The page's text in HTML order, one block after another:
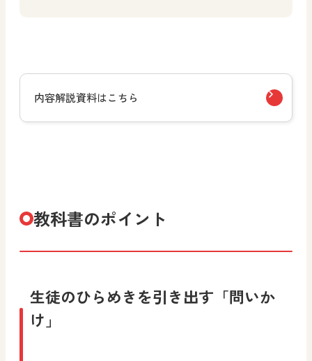
内容解説資料はこちら
教科書のポイント
生徒のひらめきを引き出す「問いか
け」